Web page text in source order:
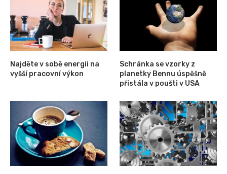
Najděte v sobě energii na
vyšší pracovní výkon
Schránka se vzorky z
planetky Bennu úspěšně
přistála v poušti v USA